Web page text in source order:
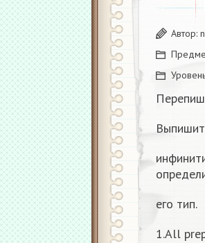
Автор:
его тип.
1.All